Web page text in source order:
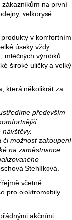
zákazníkům na první
velkorysé
v komfortním
úseky vždy
mléčných výrobků
široké uličky a velký
která několikrát za
především
či možnost zakoupení
na zaměstnance,
Stehlíková.
včetně
pro elektromobily.
akčními